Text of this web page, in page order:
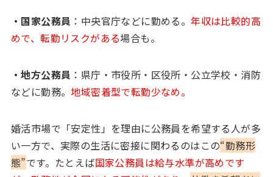
・国家公務員 ：中央官庁などに勤める。年収は比較的高
めで、転勤リスクがある場合も。
・地方公務員 ：県庁・市役所・区役所・公立学校・消防
などに勤務。地域密着型で転勤少なめ。
婚活市場で「安定性」を理由に公務員を希望する人が多
い一方で、実際の生活に密接に関わるのはこの“勤務形
態”です。たとえば国家公務員は給与水準が高めです